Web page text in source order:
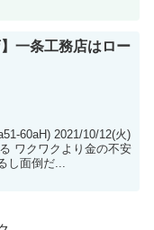
】一条工務店はロー
10/12(火)
し面倒だ...